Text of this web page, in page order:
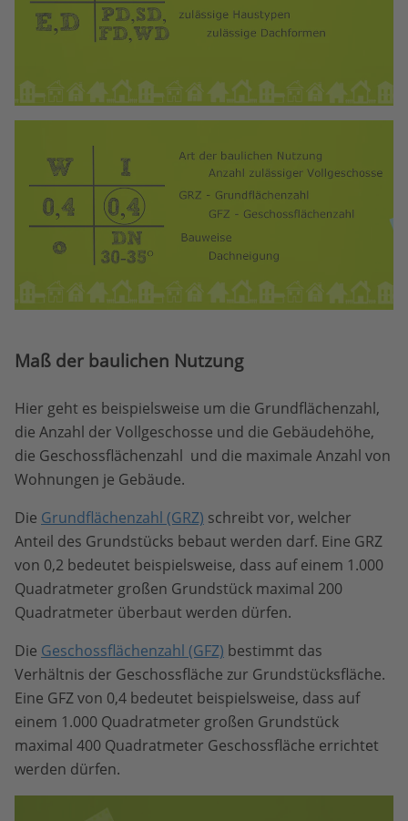
Maß der baulichen Nutzung
Hier geht es beispielsweise um die Grundflächenzahl,
die Anzahl der Vollgeschosse und die Gebäudehöhe,
die Geschossflächenzahl und die maximale Anzahl von
Wohnungen je Gebäude.
Die Grundflächenzahl (GRZ) schreibt vor, welcher
Anteil des Grundstücks bebaut werden darf. Eine GRZ
von 0,2 bedeutet beispielsweise, dass auf einem 1.000
Quadratmeter großen Grundstück maximal 200
Quadratmeter überbaut werden dürfen.
Die Geschossflächenzahl (GFZ) bestimmt das
Verhältnis der Geschossfläche zur Grundstücksfläche.
Eine GFZ von 0,4 bedeutet beispielsweise, dass auf
einem 1.000 Quadratmeter großen Grundstück
maximal 400 Quadratmeter Geschossfläche errichtet
werden dürfen.